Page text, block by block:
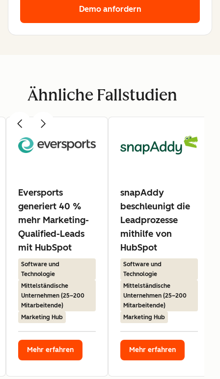
Demo anfordern
Ähnliche Fallstudien
Eversports
generiert 40 %
mehr Marketing-
Qualified-Leads
mit HubSpot
Software und
Technologie
Mittelständische
Unternehmen (25–200
Mitarbeitende)
Marketing Hub
Mehr erfahren
snapAddy
beschleunigt die
Leadprozesse
mithilfe von
HubSpot
Software und
Technologie
Mittelständische
Unternehmen (25–200
Mitarbeitende)
Marketing Hub
Mehr erfahren